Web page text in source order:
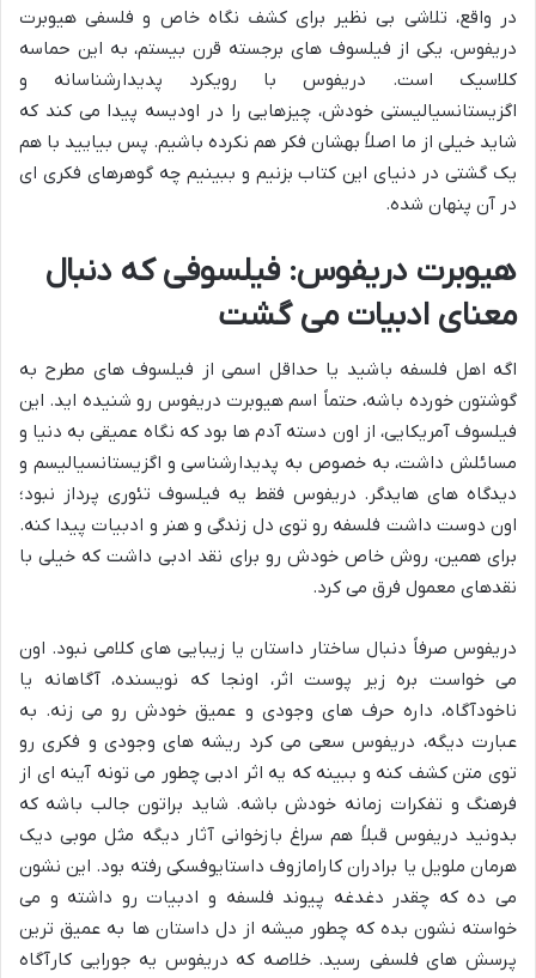
در واقع، تلاشی بی نظیر برای کشف نگاه خاص و فلسفی هیوبرت
دریفوس، یکی از فیلسوف های برجسته قرن بیستم، به این حماسه
کلاسیک است. دریفوس با رویکرد پدیدارشناسانه و
اگزیستانسیالیستی خودش، چیزهایی را در اودیسه پیدا می کند که
شاید خیلی از ما اصلاً بهشان فکر هم نکرده باشیم. پس بیایید با هم
یک گشتی در دنیای این کتاب بزنیم و ببینیم چه گوهرهای فکری ای
در آن پنهان شده.
هیوبرت دریفوس: فیلسوفی که دنبال
معنای ادبیات می گشت
اگه اهل فلسفه باشید یا حداقل اسمی از فیلسوف های مطرح به
گوشتون خورده باشه، حتماً اسم هیوبرت دریفوس رو شنیده اید. این
فیلسوف آمریکایی، از اون دسته آدم ها بود که نگاه عمیقی به دنیا و
مسائلش داشت، به خصوص به پدیدارشناسی و اگزیستانسیالیسم و
دیدگاه های هایدگر. دریفوس فقط یه فیلسوف تئوری پرداز نبود؛
اون دوست داشت فلسفه رو توی دل زندگی و هنر و ادبیات پیدا کنه.
برای همین، روش خاص خودش رو برای نقد ادبی داشت که خیلی با
نقدهای معمول فرق می کرد.
دریفوس صرفاً دنبال ساختار داستان یا زیبایی های کلامی نبود. اون
می خواست بره زیر پوست اثر، اونجا که نویسنده، آگاهانه یا
ناخودآگاه، داره حرف های وجودی و عمیق خودش رو می زنه. به
عبارت دیگه، دریفوس سعی می کرد ریشه های وجودی و فکری رو
توی متن کشف کنه و ببینه که یه اثر ادبی چطور می تونه آینه ای از
فرهنگ و تفکرات زمانه خودش باشه. شاید براتون جالب باشه که
بدونید دریفوس قبلاً هم سراغ بازخوانی آثار دیگه مثل موبی دیک
هرمان ملویل یا برادران کارامازوف داستایوفسکی رفته بود. این نشون
می ده که چقدر دغدغه پیوند فلسفه و ادبیات رو داشته و می
خواسته نشون بده که چطور میشه از دل داستان ها به عمیق ترین
پرسش های فلسفی رسید. خلاصه که دریفوس یه جورایی کارآگاه